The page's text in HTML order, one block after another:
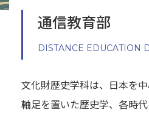
通信教育部
DISTANCE EDUCATION
文化財歴史学科は、日本を
軸足を置いた歴史学、各時